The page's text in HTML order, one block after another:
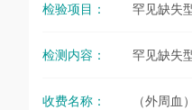
检验项目： 罕见缺失
检测内容： 罕见缺失
收费名称： （外周血